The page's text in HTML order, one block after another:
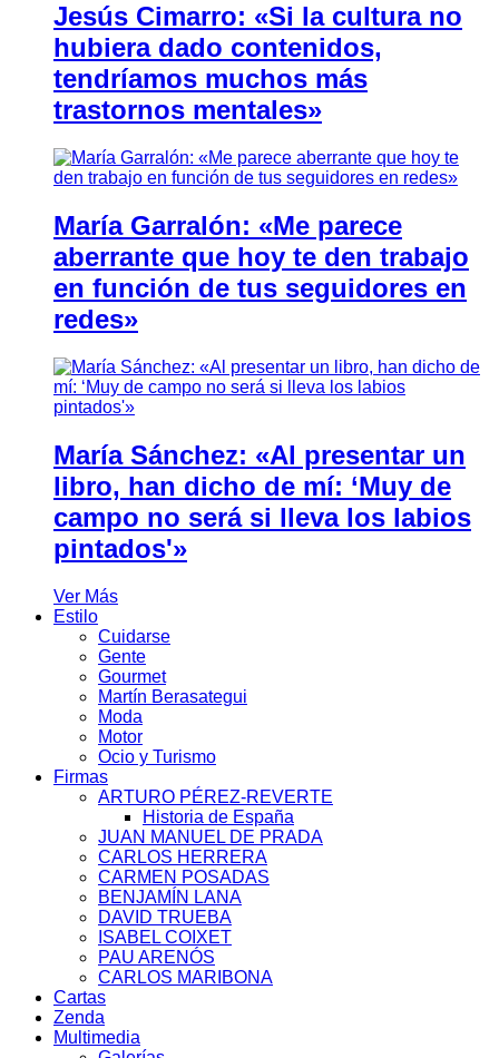
Jesús Cimarro: «Si la cultura no
hubiera dado contenidos,
tendríamos muchos más
trastornos mentales»
María Garralón: «Me parece
aberrante que hoy te den trabajo
en función de tus seguidores en
redes»
María Sánchez: «Al presentar un
libro, han dicho de mí: ‘Muy de
campo no será si lleva los labios
pintados'»
Ver Más
Estilo
Cuidarse
Gente
Gourmet
Martín Berasategui
Moda
Motor
Ocio y Turismo
Firmas
ARTURO PÉREZ-REVERTE
Historia de España
JUAN MANUEL DE PRADA
CARLOS HERRERA
CARMEN POSADAS
BENJAMÍN LANA
DAVID TRUEBA
ISABEL COIXET
PAU ARENÓS
CARLOS MARIBONA
Cartas
Zenda
Multimedia